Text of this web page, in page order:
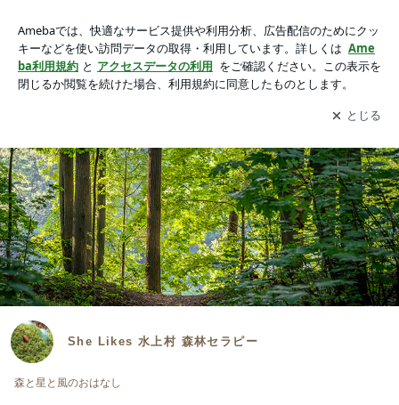
アプリをダウンロードして ブログの更新通知
を受け取りまし
ょう。
開く
She Likes 水上村 森林セラピー
森と星と風のおはなし